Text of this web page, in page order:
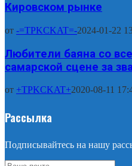
Кировском рынке
от -=TPKCKAT=-2024-01-22
Любители баяна со
самарской сцене за
от +TPKCKAT+2020-08-11
Рассылка
Подписывайтесь на нашу